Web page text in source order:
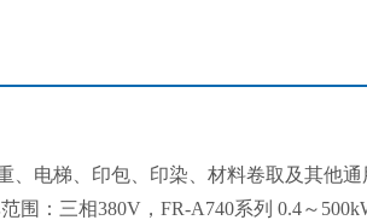
电梯、印包、印染、材料卷取及其他通
围：三相380V，FR-A740系列 0.4～